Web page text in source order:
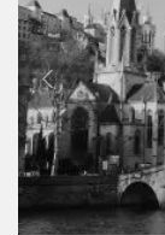
Précédent